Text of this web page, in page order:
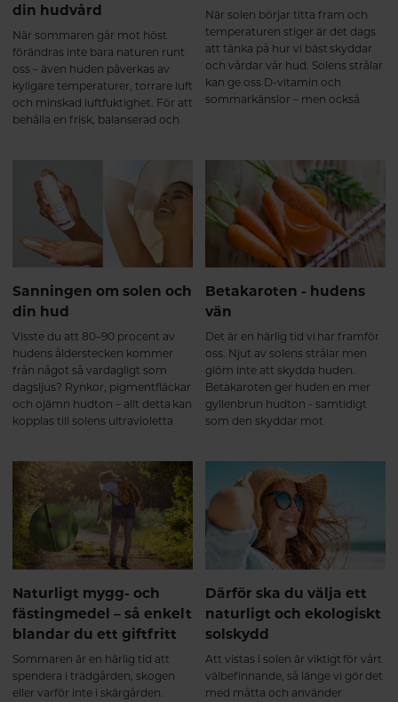
din hudvård
När sommaren går mot höst
förändras inte bara naturen runt
oss – även huden påverkas av
kyligare temperaturer, torrare luft
och minskad luftfuktighet. För att
behålla en frisk, balanserad och
får du de bästa tipsen för hur du
tar hand om huden på hösten.
När solen börjar titta fram och
temperaturen stiger är det dags
att tänka på hur vi bäst skyddar
och vårdar vår hud. Solens strålar
kan ge oss D-vitamin och
sommarkänslor – men också
hud inför solsäsongen på ett
hälsosamt och hållbart sätt.
Sanningen om solen och
din hud
Visste du att 80–90 procent av
hudens ålderstecken kommer
från något så vardagligt som
dagsljus? Rynkor, pigmentfläckar
och ojämn hudton – allt detta kan
kopplas till solens ultravioletta
om de dagar du solar på
stranden, utan om all tid du
spenderar utomhus.
Betakaroten - hudens
vän
Det är en härlig tid vi har framför
oss. Njut av solens strålar men
glöm inte att skydda huden.
Betakaroten ger huden en mer
gyllenbrun hudton - samtidigt
som den skyddar mot
Naturligt mygg- och
fästingmedel – så enkelt
blandar du ett giftfritt
Sommaren är en härlig tid att
spendera i trädgården, skogen
eller varför inte i skärgården.
Därför ska du välja ett
naturligt och ekologiskt
solskydd
Att vistas i solen är viktigt för vårt
välbefinnande, så länge vi gör det
med måtta och använder